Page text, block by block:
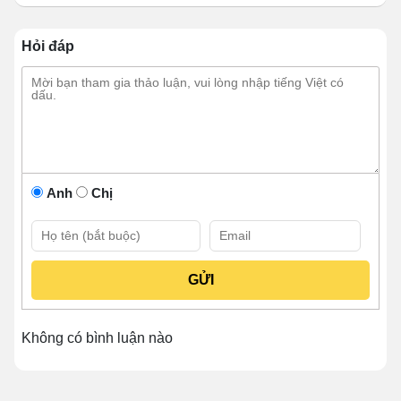
Đặc biệt, những địa chỉ gia công kinh nghiệm còn khai
phương tiện. Nhờ đó mà giúp người bán dễ dàng thu
hút khách hàng ghé quán hơn.
Hỏi đáp
Anh Chị
Không có bình luận nào